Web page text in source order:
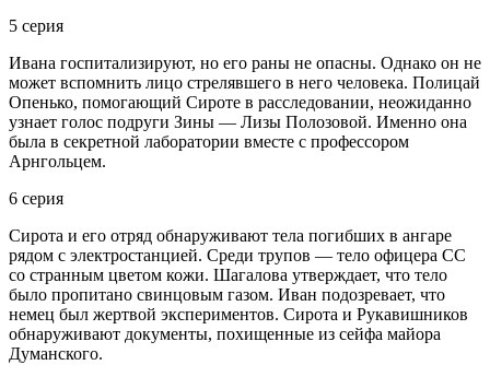
5 серия
Ивана госпитализируют, но его раны не опасны. Однако он не
может вспомнить лицо стрелявшего в него человека. Полицай
Опенько, помогающий Сироте в расследовании, неожиданно
узнает голос подруги Зины — Лизы Полозовой. Именно она
была в секретной лаборатории вместе с профессором
Арнгольцем.
6 серия
Сирота и его отряд обнаруживают тела погибших в ангаре
рядом с электростанцией. Среди трупов — тело офицера СС
со странным цветом кожи. Шагалова утверждает, что тело
было пропитано свинцовым газом. Иван подозревает, что
немец был жертвой экспериментов. Сирота и Рукавишников
обнаруживают документы, похищенные из сейфа майора
Думанского.